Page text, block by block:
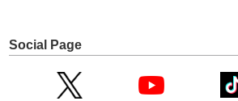
Social Page